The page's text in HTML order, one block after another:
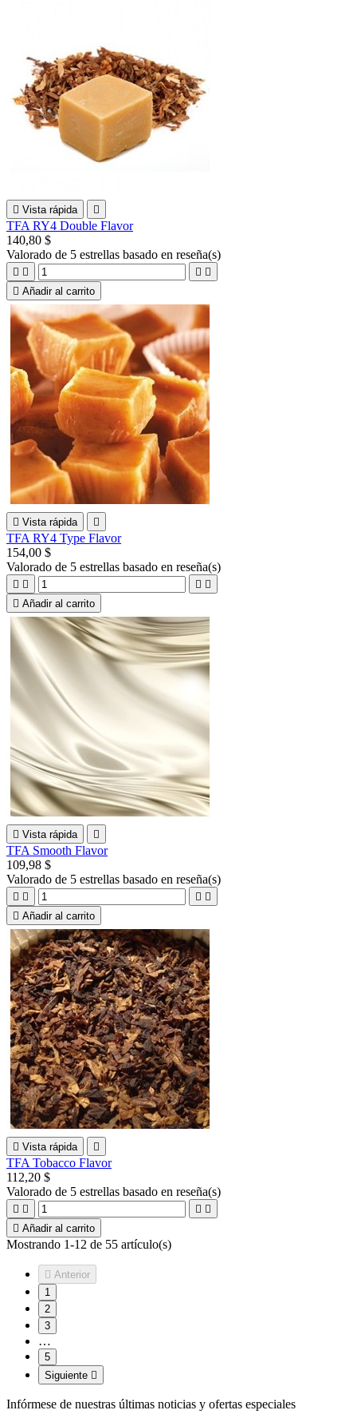
 Vista rápida 
TFA RY4 Double Flavor
140,80 $
Valorado de 5 estrellas basado en reseña(s)
   
 Añadir al carrito
 Vista rápida 
TFA RY4 Type Flavor
154,00 $
Valorado de 5 estrellas basado en reseña(s)
   
 Añadir al carrito
 Vista rápida 
TFA Smooth Flavor
109,98 $
Valorado de 5 estrellas basado en reseña(s)
   
 Añadir al carrito
 Vista rápida 
TFA Tobacco Flavor
112,20 $
Valorado de 5 estrellas basado en reseña(s)
   
 Añadir al carrito
Mostrando 1-12 de 55 artículo(s)
 Anterior
1
2
3
…
5
Siguiente 
Infórmese de nuestras últimas noticias y ofertas especiales